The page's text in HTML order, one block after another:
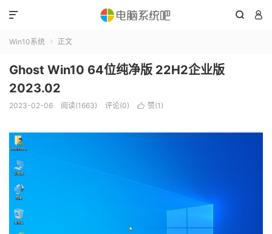
 

Win10系统  正文
Ghost Win10 64位纯净版 22H2企业版
2023.02
2023-02-06 阅读(1663) 评论(0)  赞(1 )